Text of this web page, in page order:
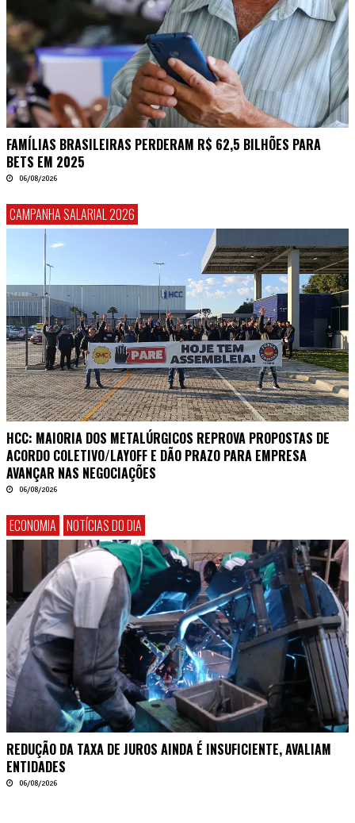
FAMÍLIAS BRASILEIRAS PERDERAM R$ 62,5 BILHÕES PARA
BETS EM 2025
06/08/2026
CAMPANHA SALARIAL 2026
HCC: MAIORIA DOS METALÚRGICOS REPROVA PROPOSTAS DE
ACORDO COLETIVO/LAYOFF E DÃO PRAZO PARA EMPRESA
AVANÇAR NAS NEGOCIAÇÕES
06/08/2026
ECONOMIA NOTÍCIAS DO DIA
REDUÇÃO DA TAXA DE JUROS AINDA É INSUFICIENTE, AVALIAM
ENTIDADES
06/08/2026